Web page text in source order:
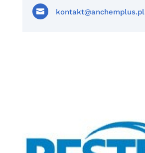
 kontakt@anchemplus.pl